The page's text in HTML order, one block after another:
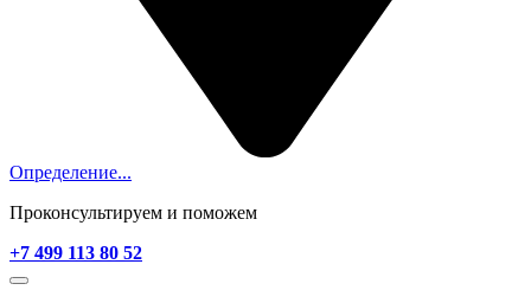
Определение...
Проконсультируем и поможем
+7 499 113 80 52